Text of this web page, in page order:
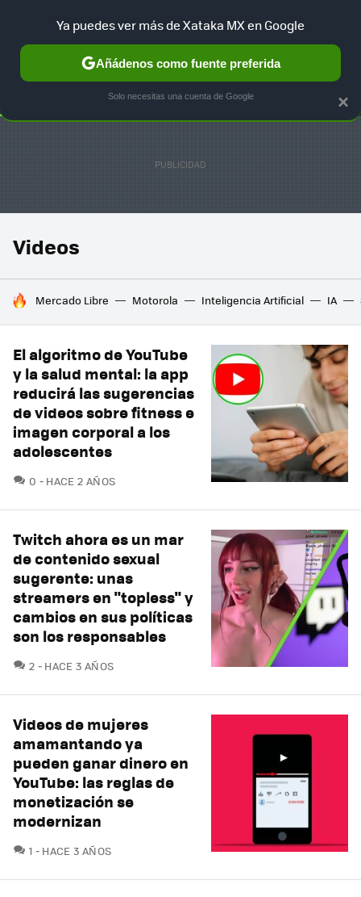
SELECCIÓN GAMING HOME AUTO TERRITORIO
Videos
HOY SE HABLA DE
Mercado Libre Motorola Inteligencia Artificial IA
El algoritmo de YouTube
y la salud mental: la app
reducirá las sugerencias
de videos sobre fitness e
imagen corporal a los
adolescentes
0 COMENTARIOS
HACE 2 AÑOS
Twitch ahora es un mar
de contenido sexual
sugerente: unas
streamers en "topless" y
cambios en sus políticas
son los responsables
2 COMENTARIOS
HACE 3 AÑOS
Videos de mujeres
amamantando ya
pueden ganar dinero en
YouTube: las reglas de
monetización se
modernizan
1 COMENTARIOS
HACE 3 AÑOS
×
Ya puedes ver más de Xataka MX en Google
Añádenos como fuente preferida
Solo necesitas una cuenta de Google